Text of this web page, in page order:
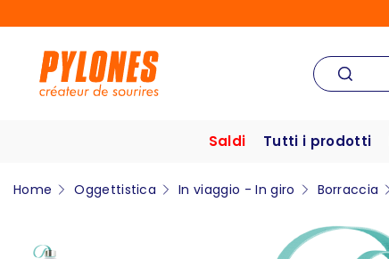
Saldi Tutti i prodotti
Home Oggettistica In viaggio - In giro Borraccia